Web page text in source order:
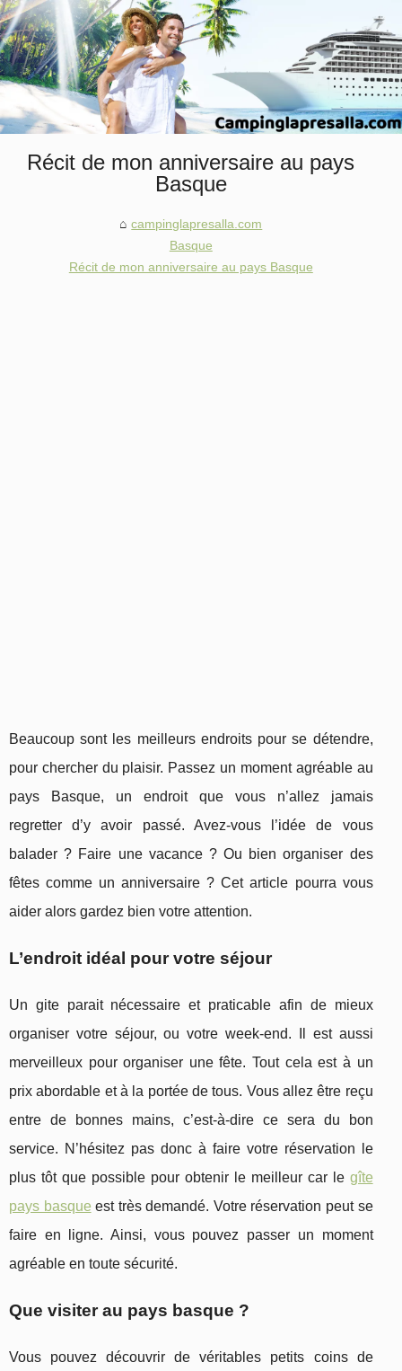
Récit de mon anniversaire au pays
Basque
campinglapresalla.com
Basque
Récit de mon anniversaire au pays Basque
Beaucoup sont les meilleurs endroits pour se détendre,
pour chercher du plaisir. Passez un moment agréable au
pays Basque, un endroit que vous n’allez jamais
regretter d’y avoir passé. Avez-vous l’idée de vous
balader ? Faire une vacance ? Ou bien organiser des
fêtes comme un anniversaire ? Cet article pourra vous
aider alors gardez bien votre attention.
L’endroit idéal pour votre séjour
Un gite parait nécessaire et praticable afin de mieux
organiser votre séjour, ou votre week-end. Il est aussi
merveilleux pour organiser une fête. Tout cela est à un
prix abordable et à la portée de tous. Vous allez être reçu
entre de bonnes mains, c’est-à-dire ce sera du bon
service. N’hésitez pas donc à faire votre réservation le
plus tôt que possible pour obtenir le meilleur car le gîte
pays basque est très demandé. Votre réservation peut se
faire en ligne. Ainsi, vous pouvez passer un moment
agréable en toute sécurité.
Que visiter au pays basque ?
Vous pouvez découvrir de véritables petits coins de